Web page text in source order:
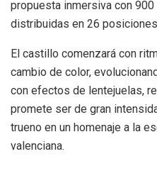
propuesta inmersiva con
distribuidas en 26
El castillo comenzará con
cambio de color,
con efectos de lentejuelas,
promete ser de gran
trueno en un homenaje a la
valenciana.